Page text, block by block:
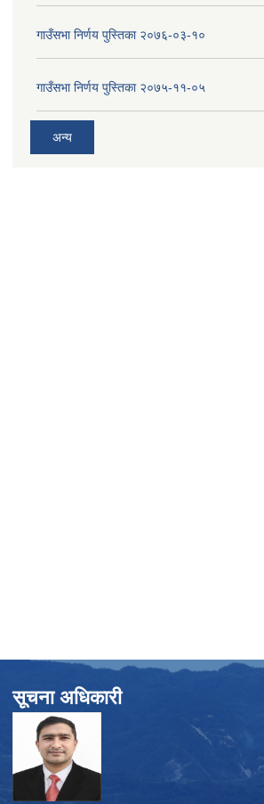
गाउँसभा निर्णय पुस्तिका २०७६-०३-१०
गाउँसभा निर्णय पुस्तिका २०७५-११-०५
अन्य
सूचना अधिकारी